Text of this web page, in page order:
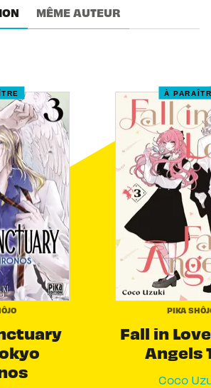
MÊME AUTEUR
À
PIKA
Fall in
Angels
Coco